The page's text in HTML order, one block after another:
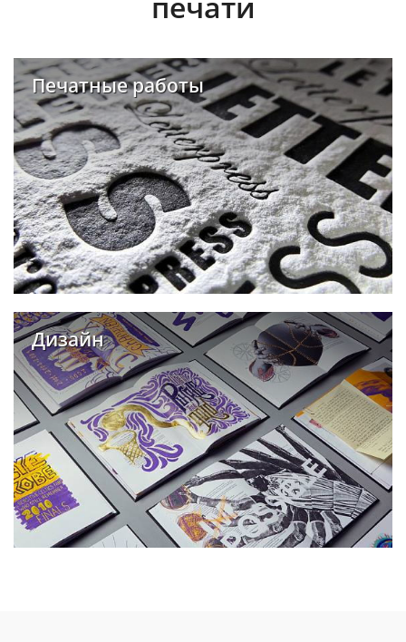
Печатные работы
Дизайн